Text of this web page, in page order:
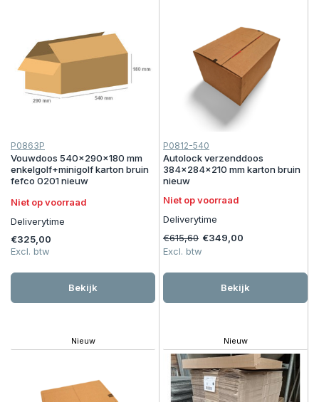
P0863P
Vouwdoos 540x290x180 mm
enkelgolf+minigolf karton bruin
fefco 0201 nieuw
Niet op voorraad
Deliverytime
€325,00
Excl. btw
Bekijk
P0812-540
Autolock verzenddoos
384x284x210 mm karton bruin
nieuw
Niet op voorraad
Deliverytime
€615,60 €349,00
Excl. btw
Bekijk
Nieuw Nieuw